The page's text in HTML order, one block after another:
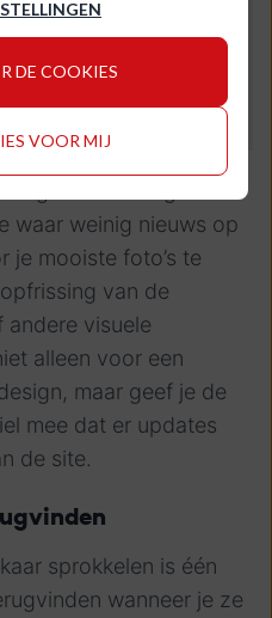
DE COOKIES
VOOR MIJ
waar weinig nieuws op
je mooiste foto’s te
van de
visuele
alleen voor een
maar geef je de
mee dat er updates
de site.
sprokkelen is één
wanneer je ze